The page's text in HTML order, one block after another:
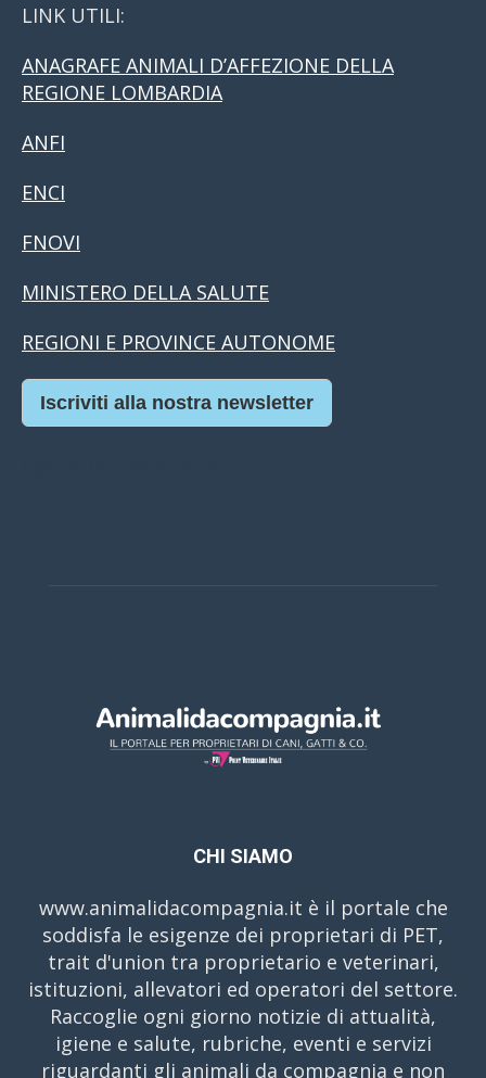
LINK UTILI:
ANAGRAFE ANIMALI D’AFFEZIONE DELLA
REGIONE LOMBARDIA
ANFI
ENCI
FNOVI
MINISTERO DELLA SALUTE
REGIONI E PROVINCE AUTONOME
Iscriviti alla nostra newsletter
CHI SIAMO
www.animalidacompagnia.it è il portale che
soddisfa le esigenze dei proprietari di PET,
trait d'union tra proprietario e veterinari,
istituzioni, allevatori ed operatori del settore.
Raccoglie ogni giorno notizie di attualità,
igiene e salute, rubriche, eventi e servizi
riguardanti gli animali da compagnia e non